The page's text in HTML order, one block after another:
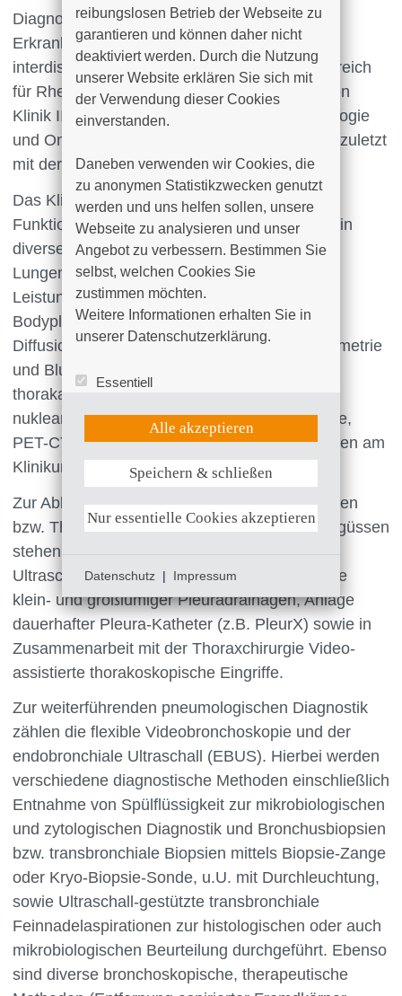
Diagnostik und Behandlung der genannten
Erkrankungen an. Es besteht dafür eine enge
interdisziplinäre Zusammenarbeit mit dem Bereich
für Rheumatologie innerhalb der Medizinischen
Klinik II, den Kliniken für Kardiologie, Hämatologie
und Onkologie, der Thoraxchirurgie und nicht zuletzt
mit der Intensivstation am Hause.
Das Klinikum Südstadt Rostock bietet in der
Funktionsabteilung der Klinik für Innere Medizin
diverse Untersuchungsverfahren zur
Lungenfunktionsdiagnostik sowie zur
Leistungsdiagnostik (u.a. Spirometrie,
Bodyplethysmographie, Messung der
Diffusionskapazität, Spiroergometrie, Pulsoxymetrie
und Blutgasanalysen). Für die Diagnostik der
thorakalen Krankheitsbilder stehen außer
nuklearmedizinischen Methoden (Szintigraphie,
PET-CT) alle modernen bildgebenden Verfahren am
Klinikum zur Verfügung.
Zur Abklärung unklarer pleuraler Veränderungen
bzw. Therapie von wiederkehrenden Pleuraergüssen
stehen übliche Methoden zur Verfügung, u.a.
Ultraschall-gestützte Pleurapunktionen, Anlage
klein- und großlumiger Pleuradrainagen, Anlage
dauerhafter Pleura-Katheter (z.B. PleurX) sowie in
Zusammenarbeit mit der Thoraxchirurgie Video-
assistierte thorakoskopische Eingriffe.
Zur weiterführenden pneumologischen Diagnostik
zählen die flexible Videobronchoskopie und der
endobronchiale Ultraschall (EBUS). Hierbei werden
verschiedene diagnostische Methoden einschließlich
Entnahme von Spülflüssigkeit zur mikrobiologischen
und zytologischen Diagnostik und Bronchusbiopsien
bzw. transbronchiale Biopsien mittels Biopsie-Zange
oder Kryo-Biopsie-Sonde, u.U. mit Durchleuchtung,
sowie Ultraschall-gestützte transbronchiale
Feinnadelaspirationen zur histologischen oder auch
mikrobiologischen Beurteilung durchgeführt. Ebenso
sind diverse bronchoskopische, therapeutische
reibungslosen Betrieb der Webseite zu
garantieren und können daher nicht
deaktiviert werden. Durch die Nutzung
unserer Website erklären Sie sich mit
der Verwendung dieser Cookies
einverstanden.
Daneben verwenden wir Cookies, die
zu anonymen Statistikzwecken genutzt
werden und uns helfen sollen, unsere
Webseite zu analysieren und unser
Angebot zu verbessern. Bestimmen Sie
selbst, welchen Cookies Sie
zustimmen möchten.
Weitere Informationen erhalten Sie in
unserer Datenschutzerklärung.
Essentiell
UX (Hotjar)
Weitere Informationen anzeigen
Alle akzeptieren
Speichern & schließen
Nur essentielle Cookies akzeptieren
Datenschutz | Impressum